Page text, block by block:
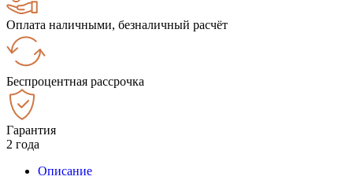
Оплата наличными, безналичный расчёт
Беспроцентная рассрочка
Гарантия
2 года
Описание